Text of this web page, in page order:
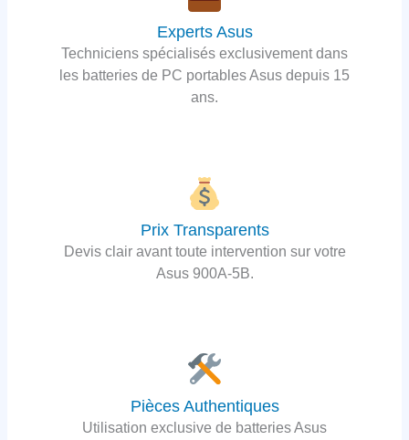
Experts Asus
Techniciens spécialisés exclusivement dans
les batteries de PC portables Asus depuis 15
ans.
Prix Transparents
Devis clair avant toute intervention sur votre
Asus 900A-5B.
Pièces Authentiques
Utilisation exclusive de batteries Asus